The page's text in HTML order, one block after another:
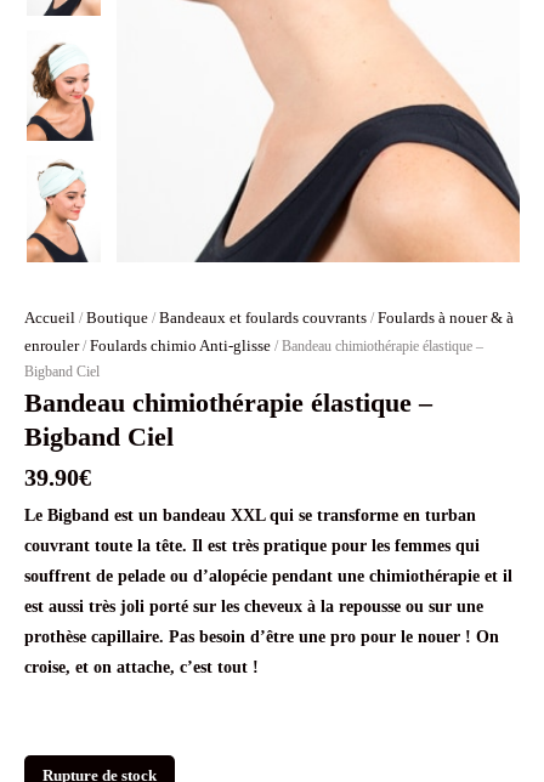
Accueil / Boutique / Bandeaux et foulards couvrants / Foulards à nouer & à
enrouler/ Foulards chimio Anti-glisse / Bandeau chimiothérapie élastique –
Bigband Ciel
Bandeau chimiothérapie élastique –
Bigband Ciel
39.90€
Le Bigband est un bandeau XXL qui se transforme en turban
couvrant toute la tête. Il est très pratique pour les femmes qui
souffrent de pelade ou d’alopécie pendant une chimiothérapie et il
est aussi très joli porté sur les cheveux à la repousse ou sur une
prothèse capillaire. Pas besoin d’être une pro pour le nouer ! On
croise, et on attache, c’est tout !
Rupture de stock